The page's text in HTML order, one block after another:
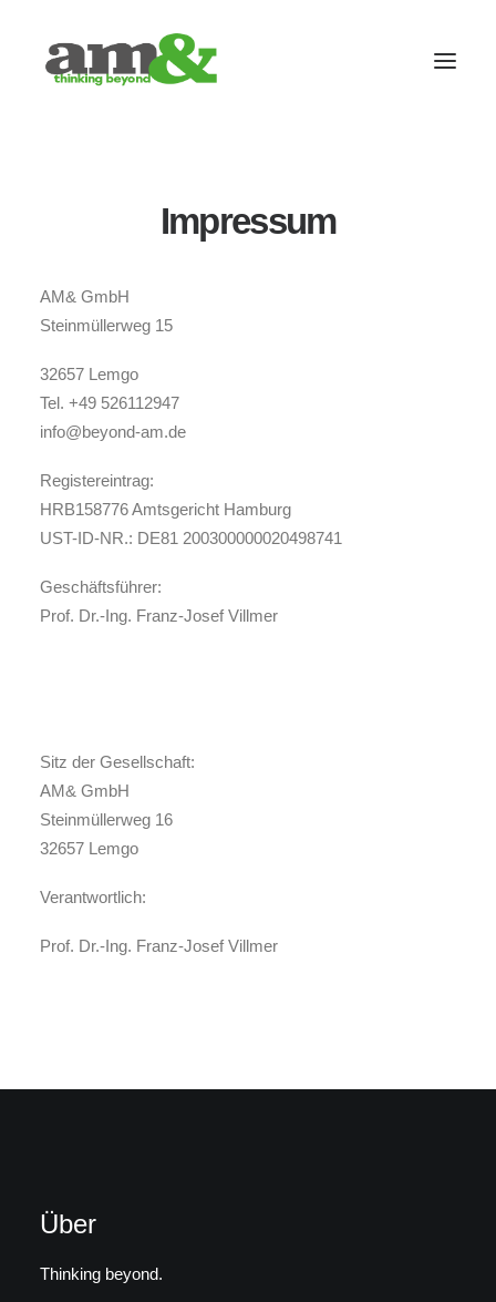
Impressum
AM& GmbH
Steinmüllerweg 15
32657 Lemgo
Tel. +49 526112947
info@beyond-am.de
Registereintrag:
HRB158776 Amtsgericht Hamburg
UST-ID-NR.: DE81 200300000020498741
Geschäftsführer:
Prof. Dr.-Ing. Franz-Josef Villmer
Sitz der Gesellschaft:
AM& GmbH
Steinmüllerweg 16
32657 Lemgo
Verantwortlich:
Prof. Dr.-Ing. Franz-Josef Villmer
Über
Thinking beyond.